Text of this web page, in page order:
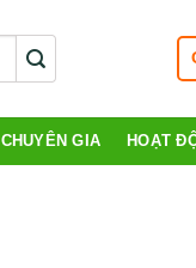
CHUYÊN GIA HOẠT